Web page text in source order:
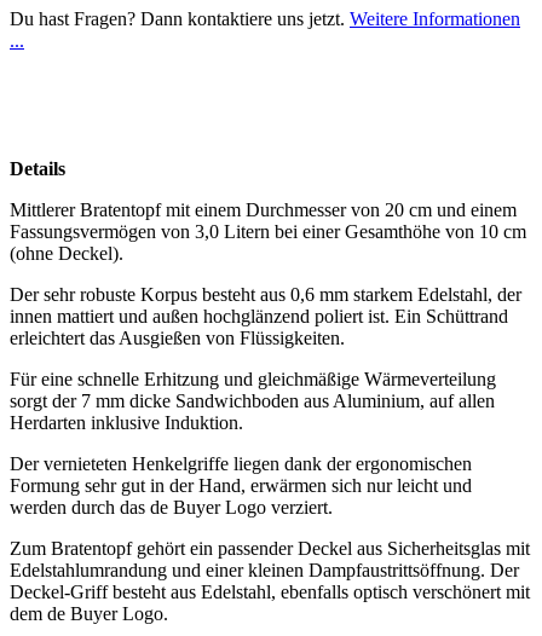
Du hast Fragen? Dann kontaktiere uns jetzt. Weitere Informationen
...
Details
Mittlerer Bratentopf mit einem Durchmesser von 20 cm und einem
Fassungsvermögen von 3,0 Litern bei einer Gesamthöhe von 10 cm
(ohne Deckel).
Der sehr robuste Korpus besteht aus 0,6 mm starkem Edelstahl, der
innen mattiert und außen hochglänzend poliert ist. Ein Schüttrand
erleichtert das Ausgießen von Flüssigkeiten.
Für eine schnelle Erhitzung und gleichmäßige Wärmeverteilung
sorgt der 7 mm dicke Sandwichboden aus Aluminium, auf allen
Herdarten inklusive Induktion.
Der vernieteten Henkelgriffe liegen dank der ergonomischen
Formung sehr gut in der Hand, erwärmen sich nur leicht und
werden durch das de Buyer Logo verziert.
Zum Bratentopf gehört ein passender Deckel aus Sicherheitsglas mit
Edelstahlumrandung und einer kleinen Dampfaustrittsöffnung. Der
Deckel-Griff besteht aus Edelstahl, ebenfalls optisch verschönert mit
dem de Buyer Logo.